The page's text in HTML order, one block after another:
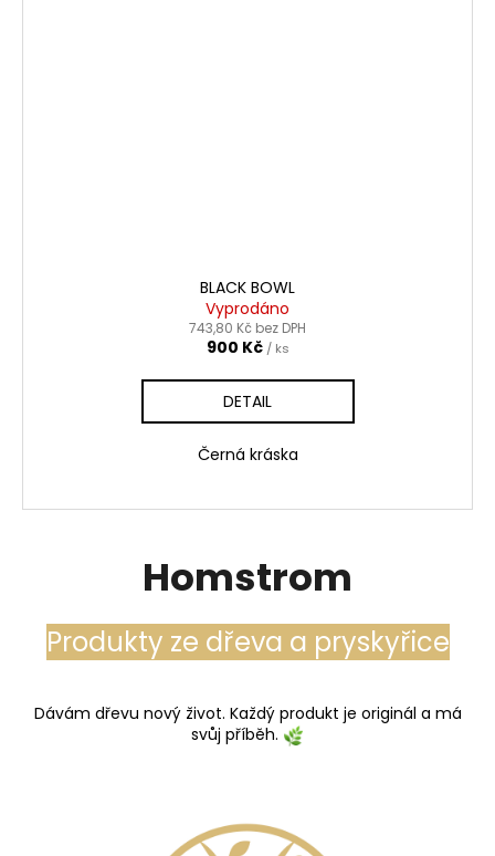
BLACK BOWL
Vyprodáno
743,80 Kč bez DPH
900 Kč / ks
DETAIL
Černá kráska
Homstrom
Produkty ze dřeva a pryskyřice
Dávám dřevu nový život. Každý produkt je originál a má
svůj příběh.